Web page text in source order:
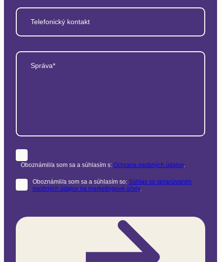
Telefonický kontakt
Správa*
Oboznámil/a som sa a súhlasím s: Ochrana osobných údajov.
Oboznámil/a som sa a súhlasím so: Súhlas so spracúvaním
osobných údajov na marketingové účely.